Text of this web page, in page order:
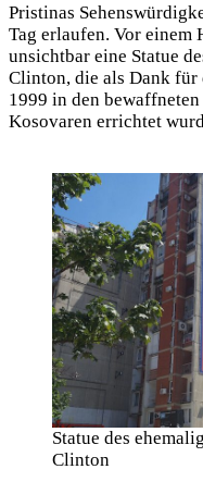
Pristinas
Tag erlaufen. Vor einem
unsichtbar eine Statue
Clinton, die als Dank für
1999 in den
Kosovaren errichtet
Statue des
Clinton